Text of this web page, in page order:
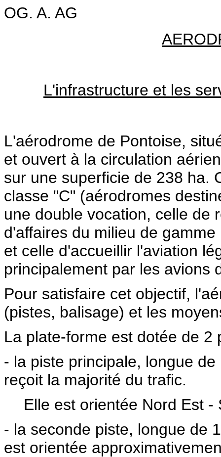
OG. A. AG
L'infrastructure et les
L'aérodrome de Pontoise,
et ouvert à la circulation
sur une superficie de 238 ha.
classe "C" (aérodromes
une double vocation, celle de
d'affaires du milieu de
et celle d'accueillir l'aviation
principalement par les avions
Pour satisfaire cet objectif,
(pistes, balisage) et les
La plate-forme est dotée de 2
- la piste principale, longue
reçoit la majorité du trafic.
Elle est orientée Nord Est
- la seconde piste, longue de
est orientée